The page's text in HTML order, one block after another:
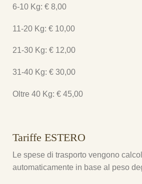
6-10 Kg: € 8,00
11-20 Kg: € 10,00
21-30 Kg: € 12,00
31-40 Kg: € 30,00
Oltre 40 Kg: € 45,00
Tariffe ESTERO
Le spese di trasporto vengono
automaticamente in base al peso